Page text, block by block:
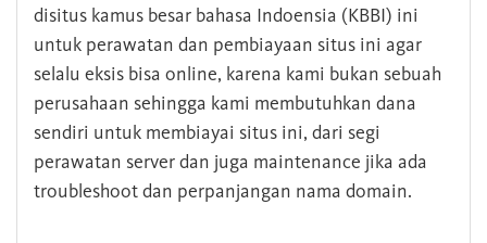
disitus kamus besar bahasa Indoensia (KBBI) ini
untuk perawatan dan pembiayaan situs ini agar
selalu eksis bisa online, karena kami bukan sebuah
perusahaan sehingga kami membutuhkan dana
sendiri untuk membiayai situs ini, dari segi
perawatan server dan juga maintenance jika ada
troubleshoot dan perpanjangan nama domain.